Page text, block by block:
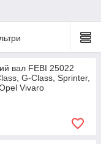
вал FEBI 25022
G-Class, Sprinter,
Vivaro